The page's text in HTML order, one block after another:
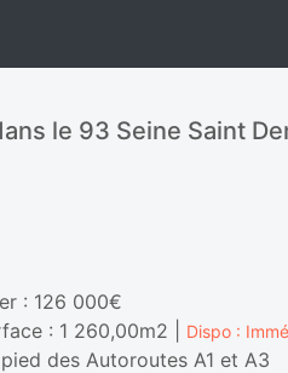
le 93 Seine Saint
: 126 000€
: 1 260,00m2 |
Dispo :
des Autoroutes A1 et A3